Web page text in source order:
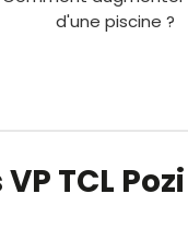
d'une piscine ?
TCL Pozi